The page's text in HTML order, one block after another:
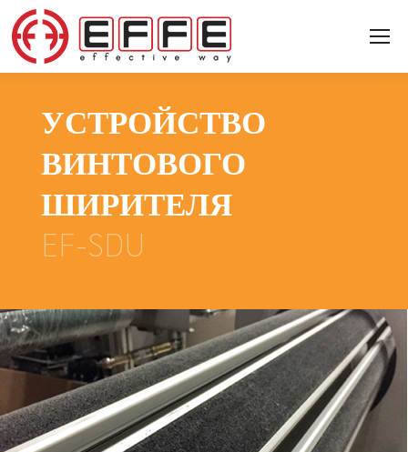
УСТРОЙСТВО
ВИНТОВОГО
ШИРИТЕЛЯ
EF-SDU